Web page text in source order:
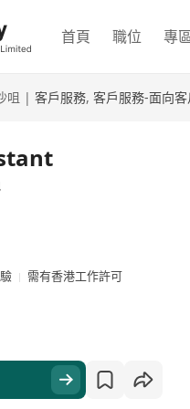
首頁 職位 專
咀 | 客戶服務, 客戶服務-面向
需有香港工作許可